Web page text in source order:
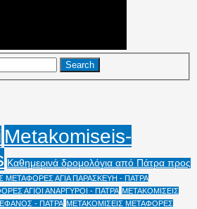
Metakomiseis-
Καθημερινά δρομολόγια από Πάτρα προς
ΜΕΤΑΦΟΡΕΣ ΑΓΙΑ ΠΑΡΑΣΚΕΥΗ - ΠΑΤΡΑ
ΑΓΙΟΙ ΑΝΑΡΓΥΡΟΙ - ΠΑΤΡΑ ΜΕΤΑΚΟΜΙΣΕΙΣ
- ΠΑΤΡΑ ΜΕΤΑΚΟΜΙΣΕΙΣ ΜΕΤΑΦΟΡΕΣ